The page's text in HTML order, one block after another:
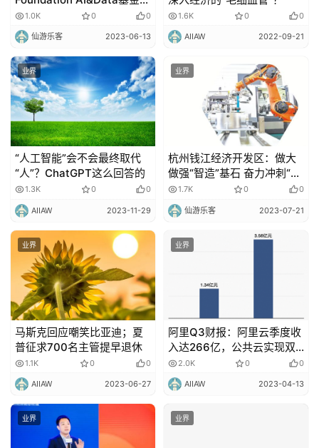
会，捐赠首个开源项目
DeepRec
1.0K 0 0
仙游乐客 2023-06-13
1.6K 0 0
AIIAW 2022-09-21
业界
“人工智能”会不会最终取代
“人”？ChatGPT这么回答的
1.3K 0 0
AIIAW 2023-11-29
业界
杭州钱江经济开发区：做大
做强“智造”基石 奋力冲刺“半
年红”
1.7K 0 0
仙游乐客 2023-07-21
业界
马斯克回应嘲笑比亚迪；夏
普征求700名主管提早退休
1.1K 0 0
AIIAW 2023-06-27
业界
​阿里Q3财报：阿里云季度收
入达266亿，公共云实现双
位数增长
2.0K 0 0
AIIAW 2023-04-13
业界 业界